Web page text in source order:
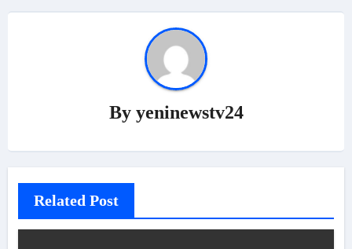
By yeninewstv24
Related Post